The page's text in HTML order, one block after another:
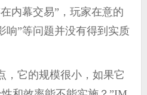
内幕交易”，玩家在意的
响”等问题并没有得到实质
，它的规模很小，如果它